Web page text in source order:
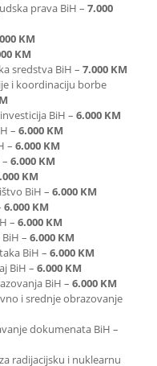
prava BiH – 7.000
KM
KM
sredstva BiH – 7.000 KM
i koordinaciju borbe
BiH – 6.000 KM
– 6.000 KM
– 6.000 KM
6.000 KM
KM
BiH – 6.000 KM
6.000 KM
– 6.000 KM
– 6.000 KM
BiH – 6.000 KM
BiH – 6.000 KM
BiH – 6.000 KM
i srednje obrazovanje
dokumenata BiH –
radijacijsku i nuklearnu